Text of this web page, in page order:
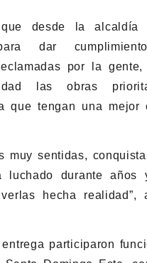
desde la alcaldía
dar
por la
las obras
que tengan una mejor
muy sentidas,
luchado durante años
hecha realidad”,
participaron